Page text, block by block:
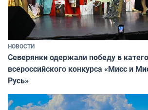
НОВОСТИ
Северянки одержали победу в
всероссийского конкурса «Мисс и
Русь»